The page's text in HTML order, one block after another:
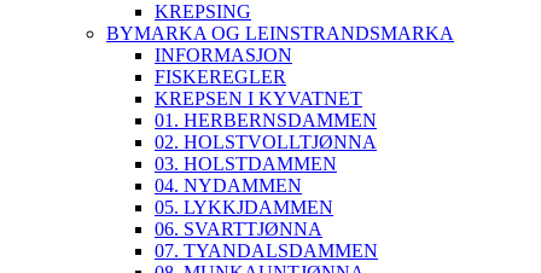
KREPSING
BYMARKA OG LEINSTRANDSMARKA
INFORMASJON
FISKEREGLER
KREPSEN I KYVATNET
01. HERBERNSDAMMEN
02. HOLSTVOLLTJØNNA
03. HOLSTDAMMEN
04. NYDAMMEN
05. LYKKJDAMMEN
06. SVARTTJØNNA
07. TYANDALSDAMMEN